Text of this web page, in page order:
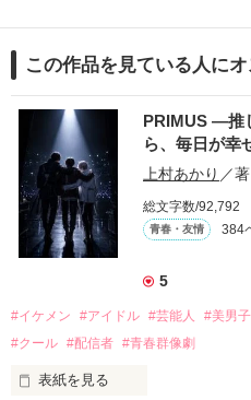
「一緒に行きましょう」
しかしリィは複雑だった。「竜
る」という重い使命を先祖代々
竜神には使命を秘密にしたまま
晶玉を探す旅に出る。
一方、天神もまた同時期に封印
る。
水晶玉を探す旅を続けながら竜
しかし、時間が経つにつれ、竜
竜神はリィをすっかり信頼して
「リィがいるから大丈夫」
・・・・・・・・
１ページに１話の短編たちです。
お好きなお皿からどうぞ。
・・・・・・・・
この作品を見ている人にオ
PRIMUS ―推
ら、毎日が幸
上村あかり ／著
総文字数/92,792
青春・友情 384
5
#イケメン #アイドル #芸能人 #美男子
#クール #配信者 #青春群像劇
表紙を見る